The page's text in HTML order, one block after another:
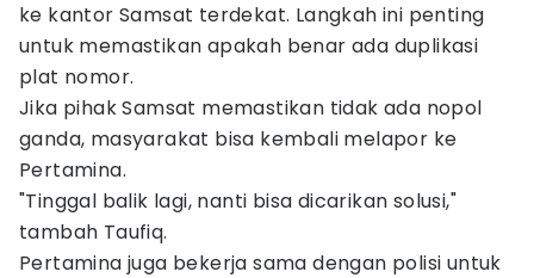
ke kantor Samsat terdekat. Langkah ini penting
untuk memastikan apakah benar ada duplikasi
plat nomor.
Jika pihak Samsat memastikan tidak ada nopol
ganda, masyarakat bisa kembali melapor ke
Pertamina.
"Tinggal balik lagi, nanti bisa dicarikan solusi,"
tambah Taufiq.
Pertamina juga bekerja sama dengan polisi untuk